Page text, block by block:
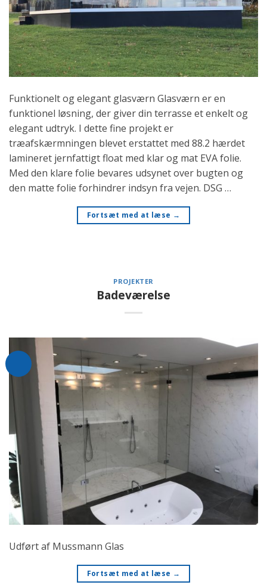
Funktionelt og elegant glasværn Glasværn er en
funktionel løsning, der giver din terrasse et enkelt og
elegant udtryk. I dette fine projekt er
træafskærmningen blevet erstattet med 88.2 hærdet
lamineret jernfattigt float med klar og mat EVA folie.
Med den klare folie bevares udsynet over bugten og
den matte folie forhindrer indsyn fra vejen. DSG …
Fortsæt med at læse →
PROJEKTER
Badeværelse
Udført af Mussmann Glas
Fortsæt med at læse →